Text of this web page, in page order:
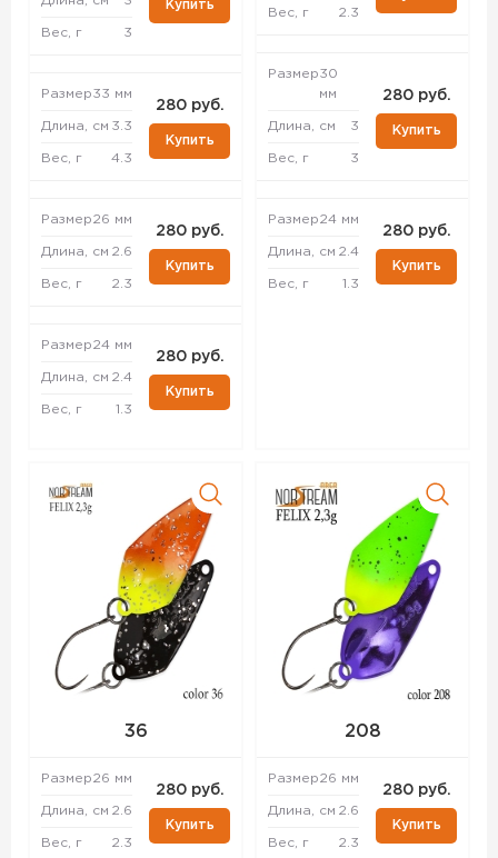
Вес, г 3
Купить
Размер33 мм
Длина, см 3.3
Вес, г 4.3
280 руб.
Купить
Размер26 мм
Длина, см 2.6
Вес, г 2.3
280 руб.
Купить
Размер24 мм
Длина, см 2.4
Вес, г 1.3
280 руб.
Купить
Вес, г 2.3
Размер30
мм
Длина, см 3
Вес, г 3
280 руб.
Купить
Размер24 мм
Длина, см 2.4
Вес, г 1.3
280 руб.
Купить
36
Размер26 мм
Длина, см 2.6
Вес, г 2.3
280 руб.
Купить
208
Размер26 мм
Длина, см 2.6
Вес, г 2.3
280 руб.
Купить